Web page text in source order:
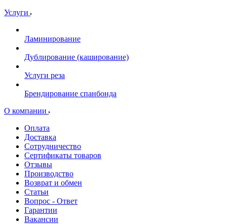
Услуги
Ламинирование
Дублирование (каширование)
Услуги реза
Брендирование спанбонда
О компании
Оплата
Доставка
Сотрудничество
Сертификаты товаров
Отзывы
Производство
Возврат и обмен
Статьи
Вопрос - Ответ
Гарантии
Вакансии